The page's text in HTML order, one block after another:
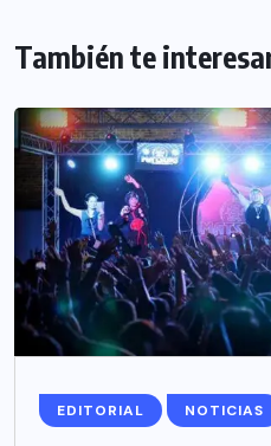
También te
EDITORIAL NOTICIAS